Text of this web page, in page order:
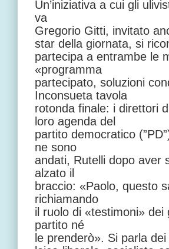
Un’iniziativa a cui gli
va
Gregorio Gitti, invitato
star della giornata, si
partecipa a entrambe le
«programma
partecipato, soluzioni
Inconsueta tavola
rotonda finale: i direttori
loro agenda del
partito democratico
ne sono
andati, Rutelli dopo aver
alzato il
braccio: «Paolo, questo
richiamando
il ruolo di «testimoni»
partito né
le prenderò». Si parla